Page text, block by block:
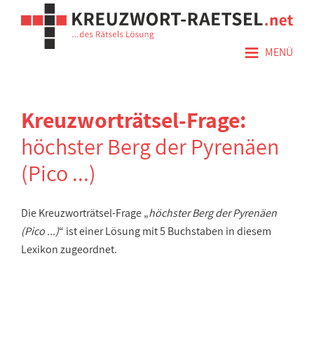
≡ MENÜ
Kreuzworträtsel-Frage:
höchster Berg der Pyrenäen
(Pico ...)
Die Kreuzworträtsel-Frage „höchster Berg der Pyrenäen
(Pico ...)“ ist einer Lösung mit 5 Buchstaben in diesem
Lexikon zugeordnet.